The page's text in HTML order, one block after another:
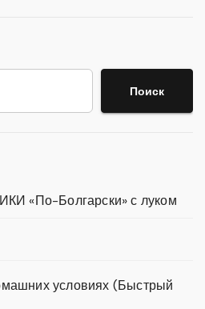
Поиск
«По-Болгарски» с луком
условиях (Быстрый